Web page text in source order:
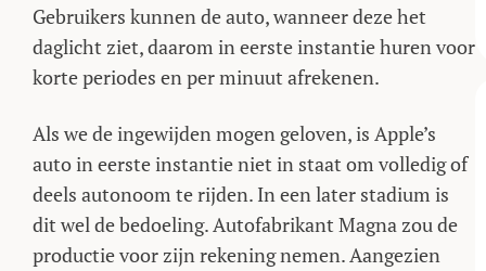
Gebruikers kunnen de auto, wanneer deze het
daglicht ziet, daarom in eerste instantie huren voor
korte periodes en per minuut afrekenen.
Als we de ingewijden mogen geloven, is Apple’s
auto in eerste instantie niet in staat om volledig of
deels autonoom te rijden. In een later stadium is
dit wel de bedoeling. Autofabrikant Magna zou de
productie voor zijn rekening nemen. Aangezien